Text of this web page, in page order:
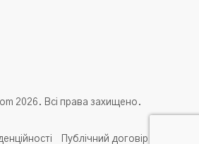
2026. Всі права захищено.
Публічний договір